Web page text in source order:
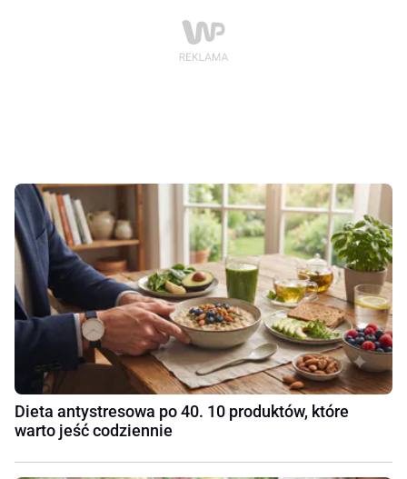
Dieta antystresowa po 40. 10 produktów, które
warto jeść codziennie